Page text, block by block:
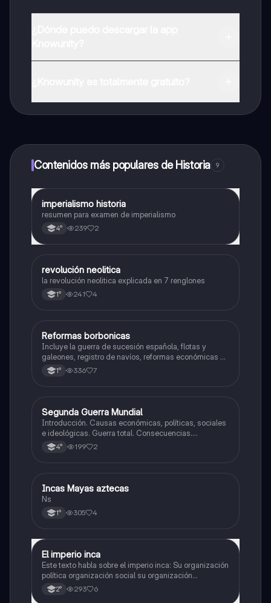
a determinadas funciones.
Contenidos más populares de Historia 9
Historia
imperialismo historia
resumen para examen de imperialismo
4° 239 2
Historia
revolución neolitica
la revolución neolitica explicada en 7 renglones
1° 241 4
Historia
Reformas borbonicas
Incluye la guerra de sucesión española, flotas y
galeones, registro de navíos, reformas económicas y
virreinatos
1° 336 7
Historia
Segunda Guerra Mundial
Introducción. Causas económicas, políticas, sociales
e ideológicas. Guerra total. Consecuencias.
Tensiones en europa. Inicio de la guerra.
4° 199 2
Historia
Incas Mayas aztecas
Ns
1° 305 4
Historia
El imperio inca
Este texto habla sobre el imperio inca: Su organización
política organización social su organización
económica su y organización religiosa
2° 293 6